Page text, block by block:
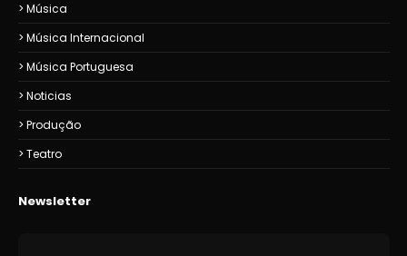
Música
Música Internacional
Música Portuguesa
Noticias
Produção
Teatro
Newsletter